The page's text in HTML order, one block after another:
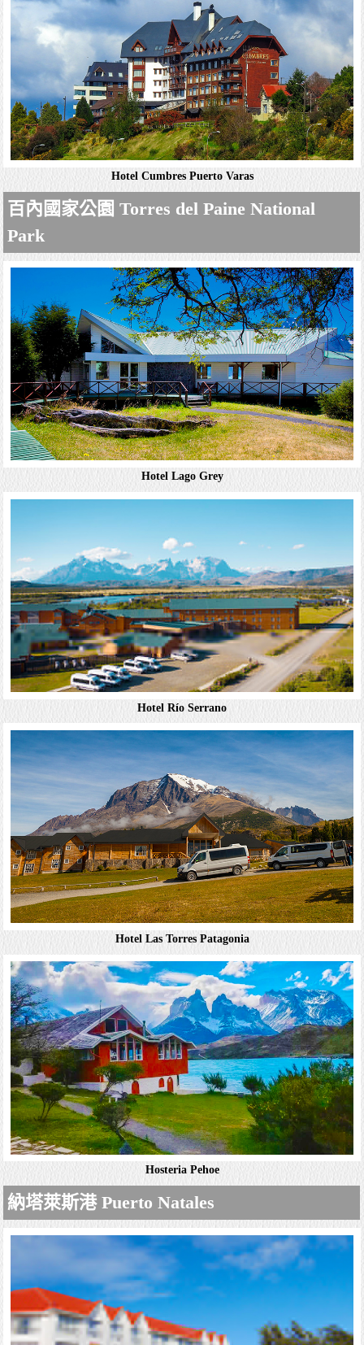
泊全景和起居/用餐空間。樓中樓套房最多可供6人入住。免
費提供停車場，並在設有鄉村風格的當地美...
詳細資料
Radisson Hotel Puerto Varas
高雅的木造風客房提供免費Wi-Fi，平面電視，迷你吧和沙
時尚餐廳和酒吧，SPA，健身中心和室內泳...
詳細資料
Hotel Cumbres Puerto Varas
Hotel Cumbres Puerto Varas
裝潢溫馨的客房附免費Wi-Fi，平面電視，迷你吧台和咖啡
沖泡設備。升等客房增設陽台或露台，享有湖泊和火山全
景。套房設有按摩浴缸，升等套房另附壁爐，客廳和廚房。
飯店設有玻璃隔間的異國美食餐廳，休閒酒吧，...
百內國家公園 Torres del Paine National
Park
Hotel Lago Grey
Hotel Lago Grey
舒適極簡風客房具有現代氛圍，設有可俯瞰國家公園的觀景
窗。所有客房均附Wi-Fi；未提供電視。附設鄉村時尚風餐
廳和供應點心的酒吧/交誼廳，可欣賞湖景和山景。提供遊
覽國家公園和冰川的遊覽行程（需另收費）。...
詳細資料
Hotel Río Serrano
Hotel Río Serrano
享有山景的鄉村時尚風客房設有座椅區以及保險箱。升等客
房增設陽台。免費供應自助式早餐。時尚餐廳附設酒吧，另
有附桌椅的露台和戶外烤火台。現代化的SPA中心設有室內
泳池，健身房和三溫暖。飯店提供付費的按摩服...
詳細資料
Hotel Las Torres Patagonia
Hotel Las Torres Patagonia
舒適溫馨的客房配備平面電視和迷你吧。部分客房享有山
景。套房增設起居區和按摩浴缸。設施包括典雅的餐廳，寬
敞的玻璃隔間酒吧，可欣賞庭園景緻，並設有提供三溫暖和
按摩理療的SPA。還有一個有機花園。飯店提供自...
詳細資料
Hosteria Pehoe
納塔萊斯港 Puerto Natales